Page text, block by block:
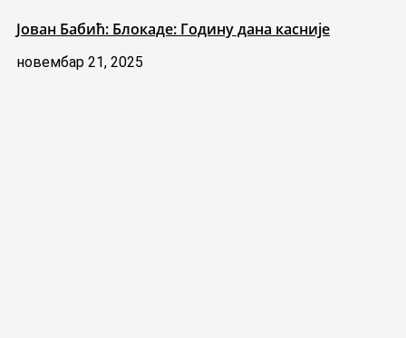
Јован Бабић: Блокаде: Годину дана касније
новембар 21, 2025